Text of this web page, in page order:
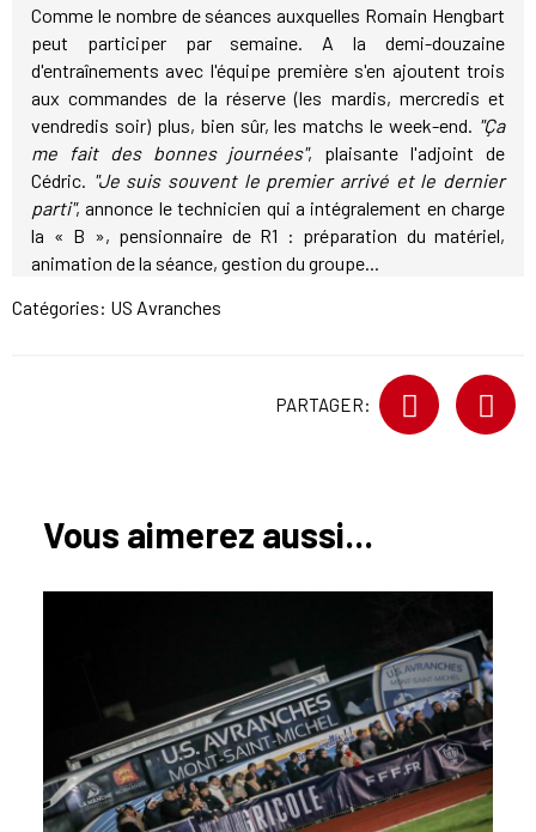
Comme le nombre de séances auxquelles Romain Hengbart
peut participer par semaine. A la demi-douzaine
d'entraînements avec l'équipe première s'en ajoutent trois
aux commandes de la réserve (les mardis, mercredis et
vendredis soir) plus, bien sûr, les matchs le week-end. "Ça
me fait des bonnes journées", plaisante l'adjoint de
Cédric. "Je suis souvent le premier arrivé et le dernier
parti", annonce le technicien qui a intégralement en charge
la « B », pensionnaire de R1 : préparation du matériel,
animation de la séance, gestion du groupe...
Catégories: US Avranches
PARTAGER:
Vous aimerez aussi...